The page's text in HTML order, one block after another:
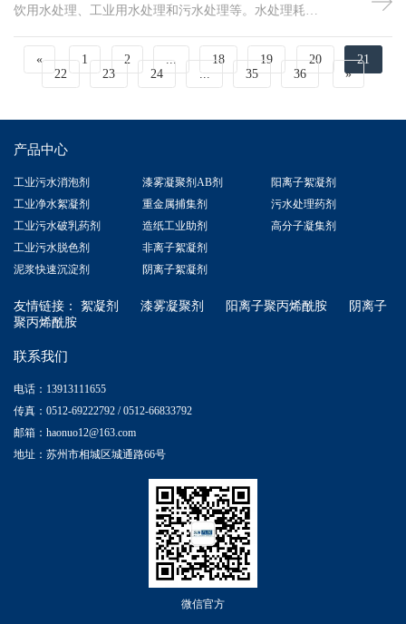
饮用水处理、工业用水处理和污水处理等。水处理耗材
絮凝剂的主要作用是去除水中的悬浮物、胶体和微粒子
等杂质，提高水质。其中化工污水絮凝剂和工业污水处
和处理效果。
« 1 2 ... 18 19 20
21
22
23 24 ... 35 36 »
产品中心
工业污水消泡剂
工业净水絮凝剂
工业污水破乳药剂
工业污水脱色剂
泥浆快速沉淀剂
漆雾凝聚剂AB剂
重金属捕集剂
造纸工业助剂
非离子絮凝剂
阴离子絮凝剂
阳离子絮凝剂
污水处理药剂
高分子凝集剂
友情链接： 絮凝剂 漆雾凝聚剂 阳离子聚丙烯酰胺
阴离子
聚丙烯酰胺
联系我们
电话：13913111655
传真：0512-69222792 / 0512-66833792
邮箱：haonuo12@163.com
地址：苏州市相城区城通路66号
微信官方